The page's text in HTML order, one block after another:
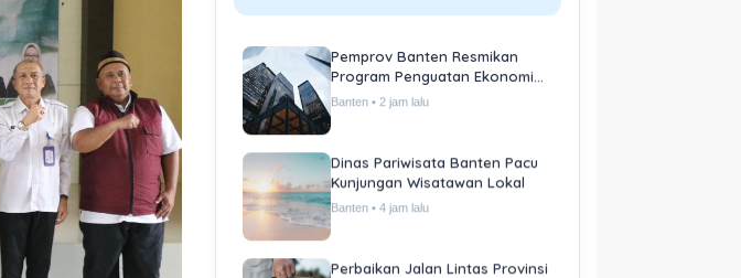
Pemprov Banten Resmikan
Program Penguatan Ekonomi
Daerah
Banten • 2 jam lalu
Dinas Pariwisata Banten Pacu
Kunjungan Wisatawan Lokal
Banten • 4 jam lalu
Perbaikan Jalan Lintas Provinsi